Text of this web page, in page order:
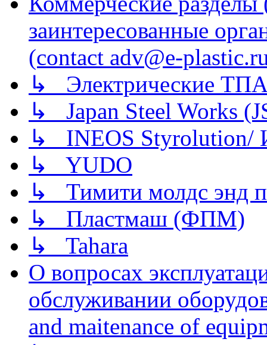
заинтересованные
(contact adv@e-
↳ Электрические
↳ Japan Steel Works
↳ INEOS
↳ YUDO
↳ Тимити молдс энд
↳ Пластмаш (ФПМ)
↳ Tahara
О вопросах
обслуживании
and maitenance of